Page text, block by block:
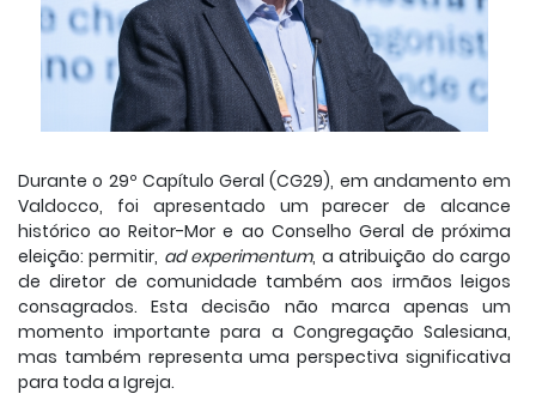
Durante o 29º Capítulo Geral (CG29), em andamento em
Valdocco, foi apresentado um parecer de alcance
histórico ao Reitor-Mor e ao Conselho Geral de próxima
eleição: permitir, ad experimentum, a atribuição do cargo
de diretor de comunidade também aos irmãos leigos
consagrados. Esta decisão não marca apenas um
momento importante para a Congregação Salesiana,
mas também representa uma perspectiva significativa
para toda a Igreja.